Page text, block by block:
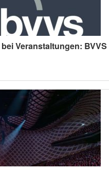
Veranstaltungen: